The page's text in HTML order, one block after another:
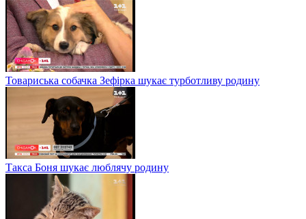
Товариська собачка Зефірка шукає турботливу родину
Такса Боня шукає люблячу родину